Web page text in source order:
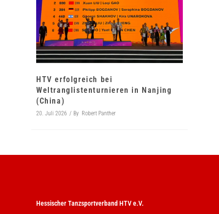
HTV erfolgreich bei
Weltranglistenturnieren in Nanjing
(China)
20. Juli 2026 By Robert Panther
Hessischer Tanzsportverband HTV e.V.